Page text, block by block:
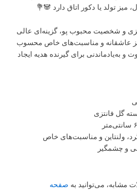
میز تولد یا دکور اتاق دارد 🐼💐
و شخصیت محبوب پو، گزینه‌ای عالی
عاشقانه و مناسبت‌های خاص محسوب
به‌یادماندنی برای گیرنده هدیه ایجاد
گل فانتزی
ولنتاین و مناسبت‌های خاص
و چشمگیر
مشابه، می‌توانید به صفحه